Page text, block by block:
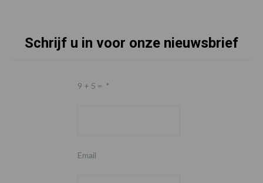
Schrijf u in voor onze nieuwsbrief
9 + 5 = *
Email